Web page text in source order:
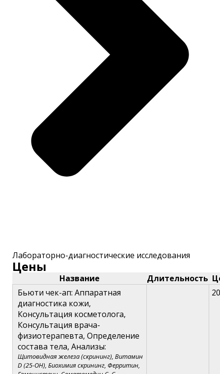
Лабораторно-диагностические исследования
Цены
Название Длительность
Бьюти чек-ап: Аппаратная
диагностика кожи,
Консультация косметолога,
Консультация врача-
физиотерапевта, Определение
состава тела, Анализы:
Щитовидная железа (скрининг), Витамин
D (25-ОН), Биохимия скрининг, Ферритин,